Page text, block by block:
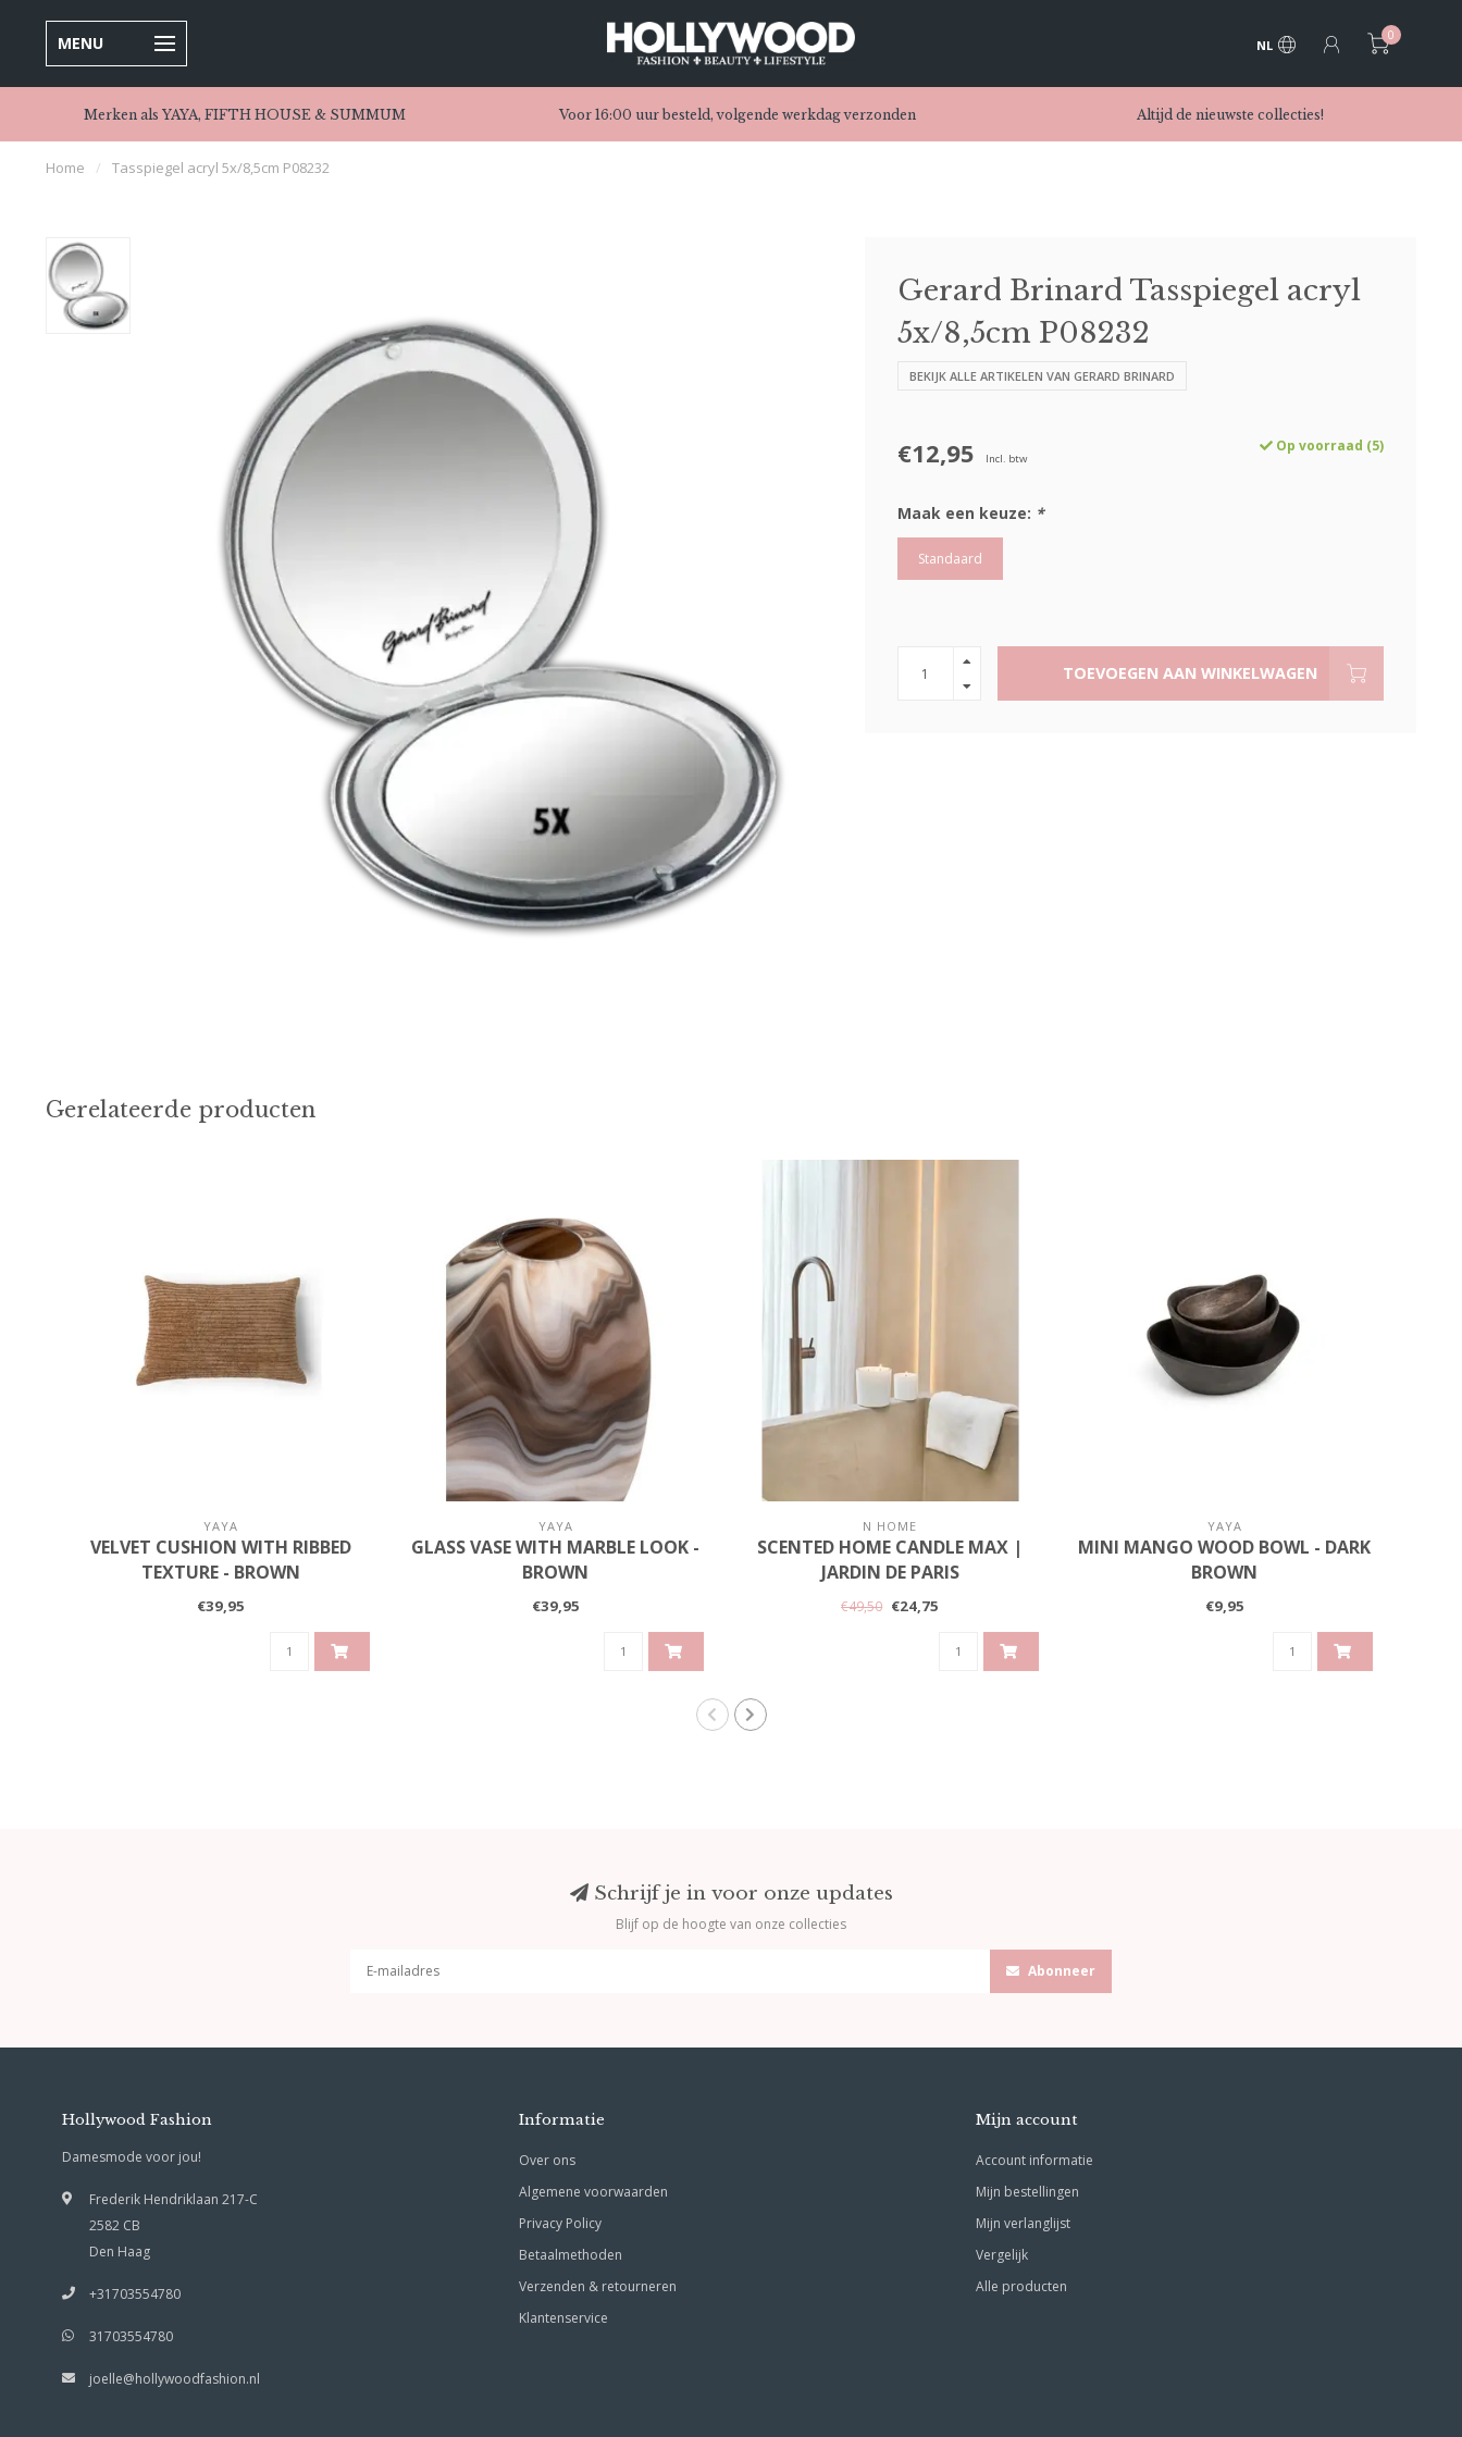
MENU NL
0
Merken als YAYA, FIFTH HOUSE & SUMMUM Voor 16:00 uur besteld, volgende werkdag verzonden Altijd de nieuwste collecties!
Home / Tasspiegel acryl 5x/8,5cm P08232
Gerard Brinard Tasspiegel acryl
5x/8,5cm P08232
BEKIJK ALLE ARTIKELEN VAN GERARD BRINARD
€12,95 Incl. btw
Op voorraad (5)
Maak een keuze: *
Standaard
TOEVOEGEN AAN WINKELWAGEN
Gerelateerde producten
YAYA
VELVET CUSHION WITH RIBBED
TEXTURE - BROWN
€39,95
YAYA
GLASS VASE WITH MARBLE LOOK -
BROWN
€39,95
N HOME
SCENTED HOME CANDLE MAX |
JARDIN DE PARIS
€49,50 €24,75
YAYA
MINI MANGO WOOD BOWL - DARK
BROWN
€9,95
Schrijf je in voor onze updates
Blijf op de hoogte van onze collecties
Abonneer
Hollywood Fashion
Damesmode voor jou!
Frederik Hendriklaan 217-C
2582 CB
Den Haag
+31703554780
31703554780
joelle@hollywoodfashion.nl
Informatie
Over ons
Algemene voorwaarden
Privacy Policy
Betaalmethoden
Verzenden & retourneren
Klantenservice
Mijn account
Account informatie
Mijn bestellingen
Mijn verlanglijst
Vergelijk
Alle producten